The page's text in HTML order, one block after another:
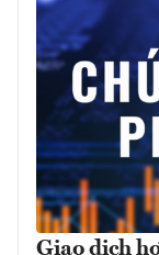
Giao dịch